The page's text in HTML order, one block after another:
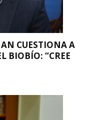
CUESTIONA A
BIOBÍO: “CREE